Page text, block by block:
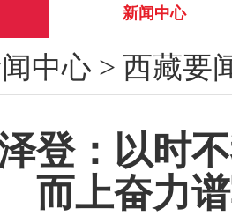
新闻中心
中心 > 西藏要
登：以时
而上奋力